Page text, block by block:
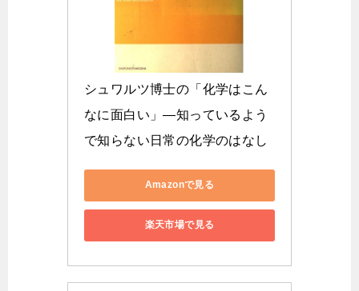
シュワルツ博士の「化学はこん
なに面白い」―知っているよう
で知らない日常の化学のはなし
Amazonで見る
楽天市場で見る